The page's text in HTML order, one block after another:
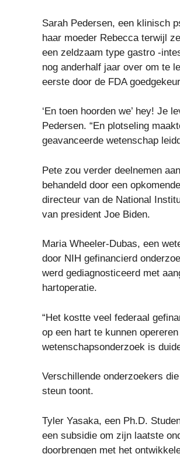
Sarah Pedersen, een klinisch
haar moeder Rebecca terwijl
een zeldzaam type gastro -
nog anderhalf jaar over om te
eerste door de FDA
‘En toen hoorden we’ hey! Je
Pedersen. “En plotseling
geavanceerde wetenschap
Pete zou verder deelnemen
behandeld door een
directeur van de National
van president Joe Biden.
Maria Wheeler-Dubas, een
door NIH gefinancierd
werd gediagnosticeerd met
hartoperatie.
“Het kostte veel federaal
op een hart te kunnen
wetenschapsonderzoek is
Verschillende onderzoekers
steun toont.
Tyler Yasaka, een Ph.D.
een subsidie ​​om zijn laatste
doorbrengen met het